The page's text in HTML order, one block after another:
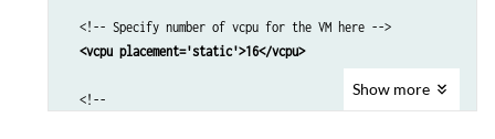
<source file='/data/routing-director1/routing-director-
      <target dev='vda' bus='virtio'/>
<address type='pci' domain='0x0000' bus='0x05'
  <!-- Specify number of vcpu for the VM here -->
<vcpu placement='static'>16</vcpu>
  <!--
Show more